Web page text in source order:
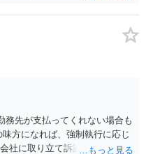
らについても確認する必要が
りも個別に弁護士にご相談さ
務先が支払ってくれない場合も
方になれば、強制執行に応じ
社に取り立て訴訟を行うこと